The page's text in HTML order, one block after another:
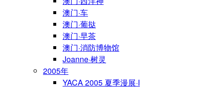
澳门·车
澳门·葡挞
澳门·早茶
澳门·消防博物馆
Joanne·树灵
2005年
YACA 2005 夏季漫展·I